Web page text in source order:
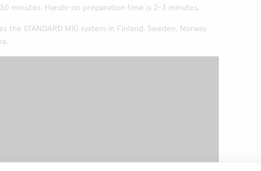
minutes. Hands-on preparation time is 2-3 minutes.
the STANDARD M10 system in Finland, Sweden, Norway